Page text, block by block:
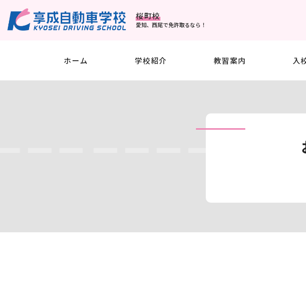
桜町校
愛知、西尾で免許取るなら！
ホーム 学校紹介 教習案内
普通車
入
よくある質
時間割